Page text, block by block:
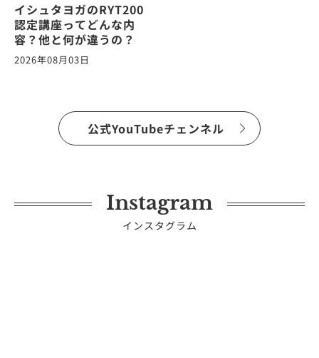
イシュタヨガのRYT200
認定講座ってどんな内
容？他と何が違うの？
2026年08月03日
公式YouTubeチェンネル
Instagram
インスタグラム